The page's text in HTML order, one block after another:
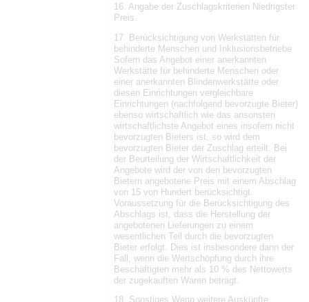
16. Angabe der Zuschlagskriterien Niedrigster
Preis.
17. Berücksichtigung von Werkstätten für
behinderte Menschen und Inklusionsbetriebe
Sofern das Angebot einer anerkannten
Werkstätte für behinderte Menschen oder
einer anerkannten Blindenwerkstätte oder
diesen Einrichtungen vergleichbare
Einrichtungen (nachfolgend bevorzugte Bieter)
ebenso wirtschaftlich wie das ansonsten
wirtschaftlichste Angebot eines insofern nicht
bevorzugten Bieters ist, so wird dem
bevorzugten Bieter der Zuschlag erteilt. Bei
der Beurteilung der Wirtschaftlichkeit der
Angebote wird der von den bevorzugten
Bietern angebotene Preis mit einem Abschlag
von 15 von Hundert berücksichtigt.
Voraussetzung für die Berücksichtigung des
Abschlags ist, dass die Herstellung der
angebotenen Lieferungen zu einem
wesentlichen Teil durch die bevorzugten
Bieter erfolgt. Dies ist insbesondere dann der
Fall, wenn die Wertschöpfung durch ihre
Beschäftigten mehr als 10 % des Nettowerts
der zugekauften Waren beträgt.
18. Sonstiges Wenn weitere Auskünfte